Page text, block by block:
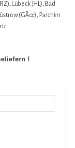
Lübeck (HL), Bad
(GÃœ), Parchim
!